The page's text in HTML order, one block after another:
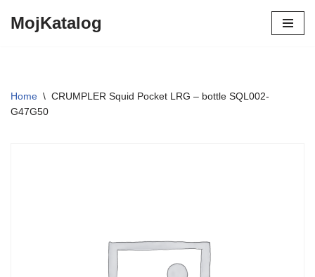
MojKatalog
Home \ CRUMPLER Squid Pocket LRG – bottle SQL002-
G47G50